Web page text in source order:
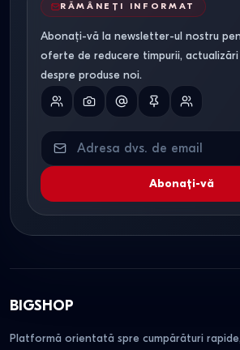
RĂMÂNEȚI INFORMAT
Abonați-vă la newsletter-ul nostru
oferte de reducere timpurii,
despre produse noi.
Abonați-vă
BIGSHOP
Platformă orientată spre cumpărături